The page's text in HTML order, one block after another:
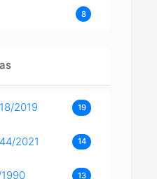
8
2019 19
2021 14
13